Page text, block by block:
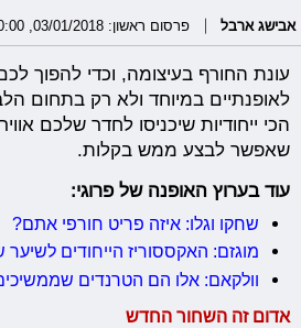
אבישג ארבל פרסום ראשון: 03/01/2018, 10:00
עונת החורף בעיצומה, וכדי להפוך
לאופנתיים במיוחד ולא רק בתחום
הכי ייחודיות שיכניסו לחדר שלכם
שאפשר לבצע ממש בקלות.
עוד בערוץ האופנה של פרוגי:
שחקו וגלו: איזה פריט חורפי אתם?
מוגזם: האקססוריז הייחודים לשיער
וולקאם: אלו הם הטרנדים שממשיכים
אדום זה השחור החדש